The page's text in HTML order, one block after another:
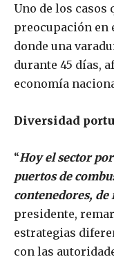
Uno de los casos
preocupación en
donde una
durante 45 días,
economía
Diversidad
“Hoy el sector
puertos de
contenedores,
presidente,
estrategias
con las